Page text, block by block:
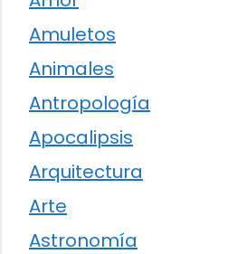
Amuletos
Animales
Antropología
Apocalipsis
Arquitectura
Arte
Astronomía